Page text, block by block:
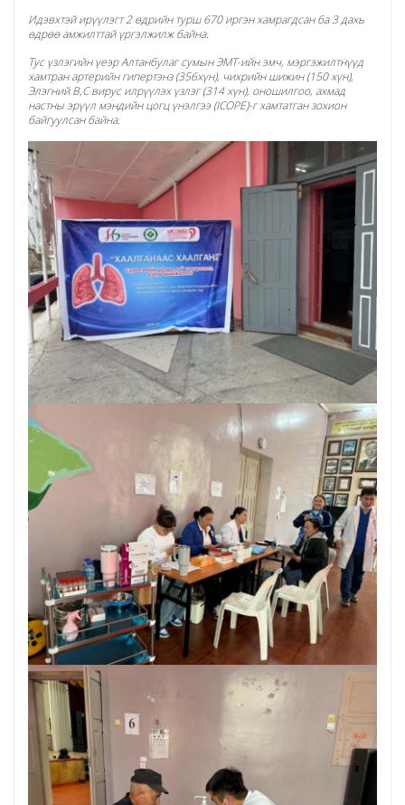
Идэвхтэй ирүүлэгт 2 өдрийн турш 670 иргэн хамрагдсан ба 3 дахь
өдрөө амжилттай үргэлжилж байна.
Тус үзлэгийн үеэр Алтанбулаг сумын ЭМТ-ийн эмч, мэргэжилтнүүд
хамтран артерийн гипертэнз (356хүн), чихрийн шижин (150 хүн),
Элэгний В,С вирус илрүүлэх үзлэг (314 хүн), оношилгоо, ахмад
настны эрүүл мэндийн цогц үнэлгээ (ICOPE)-г хамтатган зохион
байгуулсан байна.